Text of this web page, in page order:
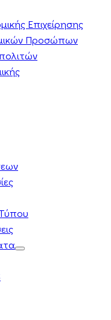
Επιχείρησης
Προσώπων